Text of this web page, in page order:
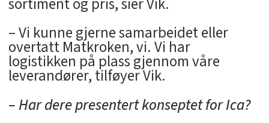
– Vi kunne gjerne samarbeidet eller
overtatt Matkroken, vi. Vi har
logistikken på plass gjennom våre
leverandører, tilføyer Vik.
– Har dere presentert konseptet for Ica?